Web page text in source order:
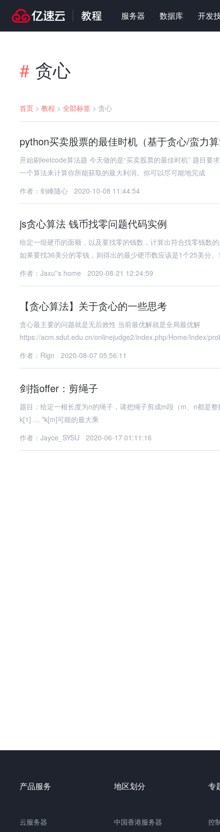
服务器 数据库 开发
# 贪心
首页 > 教程 > 全部标签 > 贪心
python买卖股票的最佳时机（基于贪心/蛮力
开始刷leetcode算法题 今天做的是“买卖股票的最佳时机” 题目要求 给定一个数组，它的第 i 个元素是一支给定股票第 i 天的价格。
一个算法来计算你所能获取的最大利润。你可以尽可能地完成
作者：剑峰随心
2020-10-08 11:44:54
js贪心算法 钱币找零问题代码实例
给定一组硬币的面额，以及要找零的钱数，计算出符合找零钱数
如果要找36美分的零钱，则得出的最少硬币数应该是1个25美分
作者：Jaxu''s home
2020-08-21 12:24:59
【贪心算法】关于贪心的一些思考
贪心最主要的问题就是无后效性 当前最优解就是全局最优解
https://acm.sdut.edu.cn/onlinejudge2/index.php/Home/Index/
作者：Rign
2020-08-07 05:56:11
剑指offer：剪绳子
题目：给定一根长度为n的绳子，请把绳子剪成m段（m、n都是
k[1] … *k[m]可能的最大乘
作者：Jayce_SYSU
2020-06-17 01:11:16
产品服务
云服务器
地区划分
中国香港服务器
专
控